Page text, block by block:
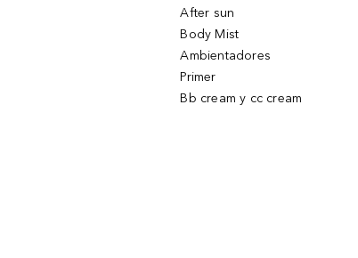
After sun
Body Mist
Ambientadores
Primer
Bb cream y cc cream